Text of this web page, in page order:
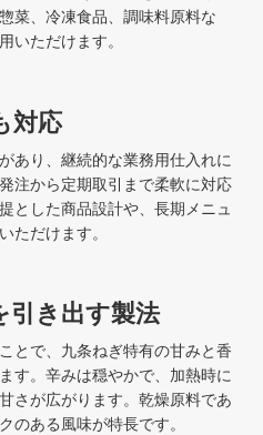
菜、冷凍食品、調味料原料な
いただけます。
対応
あり、継続的な業務用仕入れに
注から定期取引まで柔軟に対応
とした商品設計や、長期メニュ
ただけます。
引き出す製法
とで、九条ねぎ特有の甘みと香
す。辛みは穏やかで、加熱時に
さが広がります。乾燥原料であ
のある風味が特長です。